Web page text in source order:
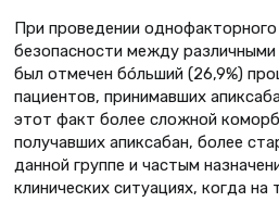
При проведении однофакторного
безопасности между
был отмечен бóльший (26,9%)
пациентов, принимавших
этот факт более сложной
получавших апиксабан, более
данной группе и частым
клинических ситуациях, когда